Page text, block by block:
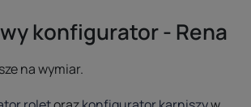
konfigurator - Rena
na wymiar.